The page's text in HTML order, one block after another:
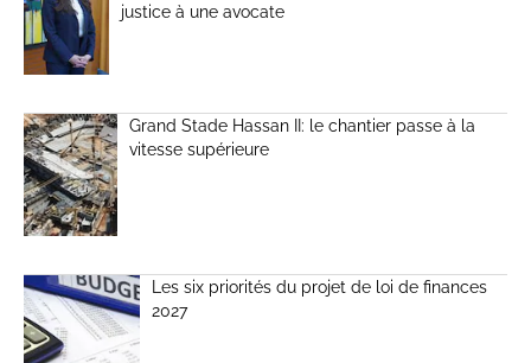
justice à une avocate
Grand Stade Hassan II: le chantier passe à la
vitesse supérieure
Les six priorités du projet de loi de finances
2027